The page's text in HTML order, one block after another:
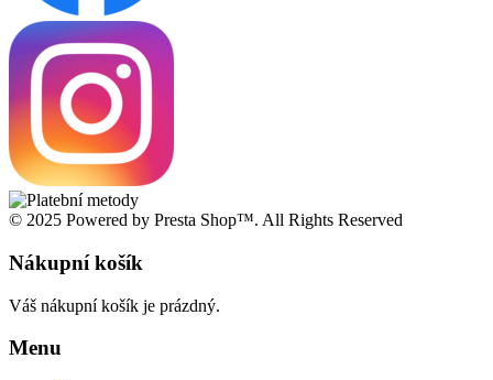
© 2025 Powered by Presta Shop™. All Rights Reserved
Nákupní košík
Váš nákupní košík je prázdný.
Menu